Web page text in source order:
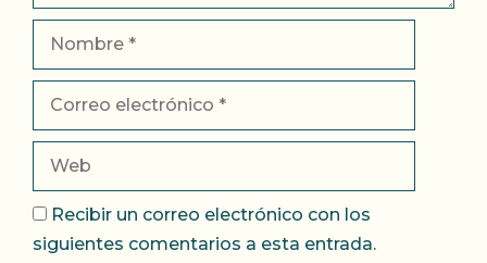
electrónico
Recibir un correo electrónico con los
siguientes comentarios a esta entrada.